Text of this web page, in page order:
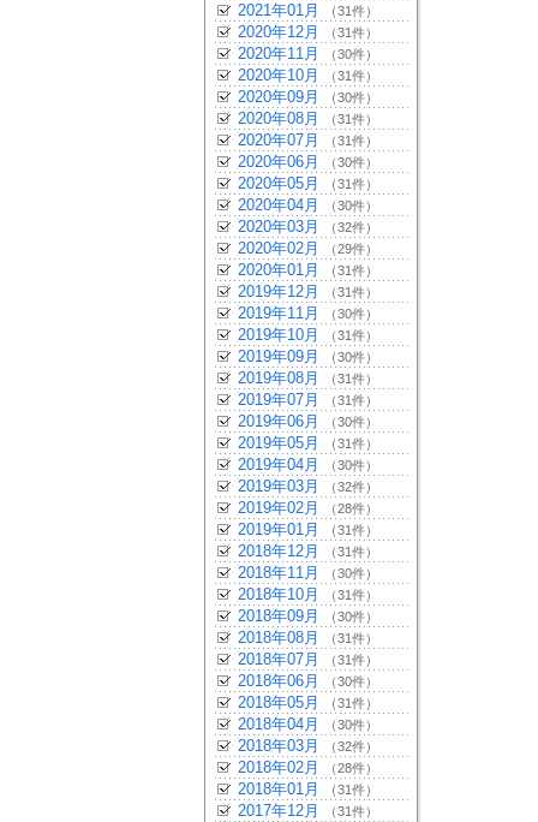
2021年01月 （31件）
2020年12月 （31件）
2020年11月 （30件）
2020年10月 （31件）
2020年09月 （30件）
2020年08月 （31件）
2020年07月 （31件）
2020年06月 （30件）
2020年05月 （31件）
2020年04月 （30件）
2020年03月 （32件）
2020年02月 （29件）
2020年01月 （31件）
2019年12月 （31件）
2019年11月 （30件）
2019年10月 （31件）
2019年09月 （30件）
2019年08月 （31件）
2019年07月 （31件）
2019年06月 （30件）
2019年05月 （31件）
2019年04月 （30件）
2019年03月 （32件）
2019年02月 （28件）
2019年01月 （31件）
2018年12月 （31件）
2018年11月 （30件）
2018年10月 （31件）
2018年09月 （30件）
2018年08月 （31件）
2018年07月 （31件）
2018年06月 （30件）
2018年05月 （31件）
2018年04月 （30件）
2018年03月 （32件）
2018年02月 （28件）
2018年01月 （31件）
2017年12月 （31件）